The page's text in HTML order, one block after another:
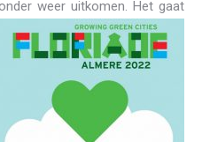
weer uitkomen. Het gaat